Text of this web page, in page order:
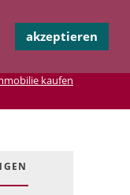
akzeptieren
überspringen
kaufen